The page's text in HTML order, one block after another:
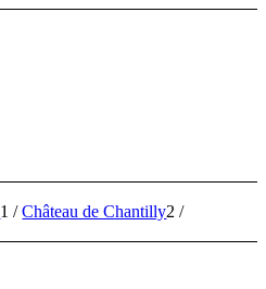
1 / Château de Chantilly2 /